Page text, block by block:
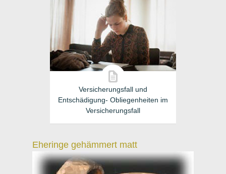
Versicherungsfall und
Entschädigung- Obliegenheiten im
Versicherungsfall
Eheringe gehämmert matt